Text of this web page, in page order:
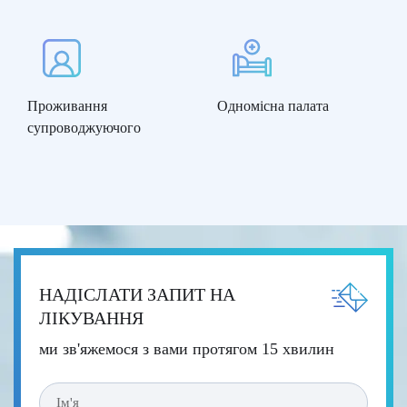
Проживання
супроводжуючого
Одномісна палата
НАДІСЛАТИ ЗАПИТ НА
ЛІКУВАННЯ
ми зв'яжемося з вами протягом 15 хвилин